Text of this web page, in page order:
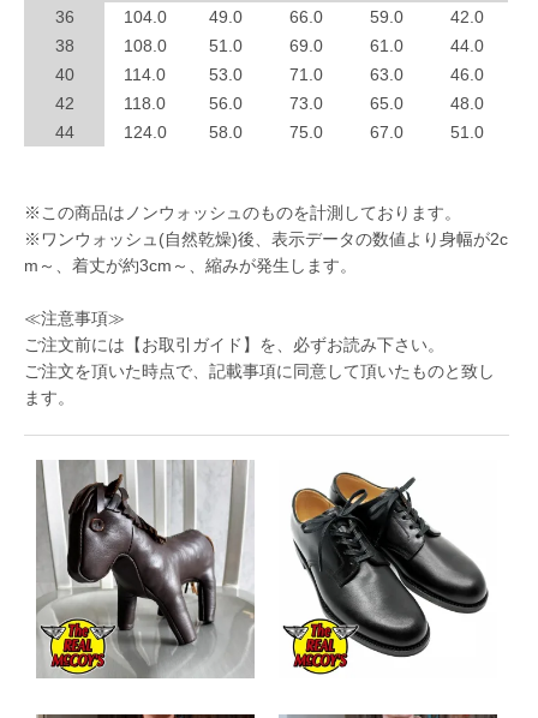
36 104.0 49.0 66.0 59.0
42.0
38
108.0 51.0 69.0 61.0
44.0
40
114.0 53.0 71.0 63.0
46.0
42
118.0 56.0 73.0 65.0
48.0
44
124.0 58.0 75.0 67.0 51.0
※この商品はノンウォッシュのものを計測しております。
※ワンウォッシュ(自然乾燥)後、表示データの数値より身幅が2c
m～、着丈が約3cm～、縮みが発生します。
≪注意事項≫
ご注文前には 【お取引ガイド】 を、必ずお読み下さい。
ご注文を頂いた時点で、記載事項に同意して頂いたものと致し
ます。